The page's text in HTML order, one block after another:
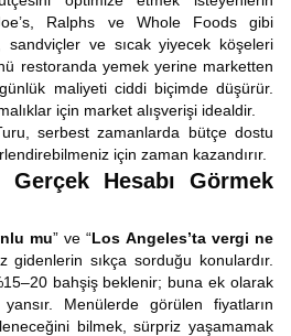
Ralphs ve Whole Foods gibi
sandviçler ve sıcak yiyecek köşeleri
restoranda yemek yerine marketten
maliyeti ciddi biçimde düşürür.
için market alışverişi idealdir.
serbest zamanlarda bütçe dostu
için zaman kazandırır.
Hesabı Görmek
mu” ve “Los Angeles’ta vergi ne
gidenlerin sıkça sorduğu konulardır.
bahşiş beklenir; buna ek olarak
Menülerde görülen fiyatların
bilmek, sürpriz yaşamamak